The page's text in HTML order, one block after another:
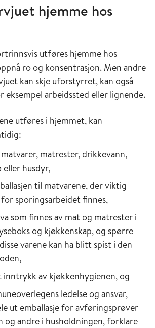
hjemme hos
utføres hjemme hos
ro og konsentrasjon. Men andre
kan skje uforstyrret, kan også
arbeidssted eller lignende.
utføres i hjemmet, kan
matrester, drikkevann,
husdyr,
til matvarene, der viktig
sporingsarbeidet finnes,
som finnes av mat og matrester i
og kjøkkenskap, og spørre
varene kan ha blitt spist i den
inntrykk av kjøkkenhygienen, og
ledelse og ansvar,
ut emballasje for avføringsprøver
og andre i husholdningen, forklare